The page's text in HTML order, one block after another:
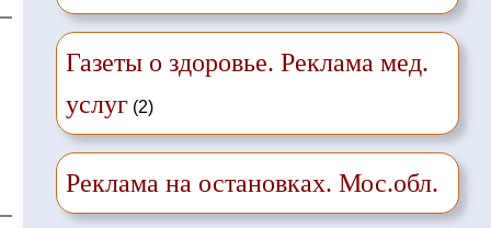
Газеты о здоровье. Реклама мед.
услуг(2)
Реклама на остановках. Мос.обл.